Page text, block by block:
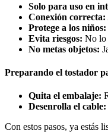
Solo para uso en
Conexión correcta:
Protege a los niños:
Evita riesgos: No lo
No metas objetos:
Preparando el tostador
Quita el embalaje:
Desenrolla el cable:
Con estos pasos, ya estás